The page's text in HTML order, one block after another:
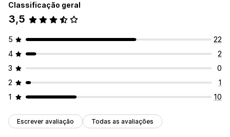
Classificação geral
3,5
5
22
4
2
3
0
2
1
1
10
Escrever avaliação Todas as avaliações